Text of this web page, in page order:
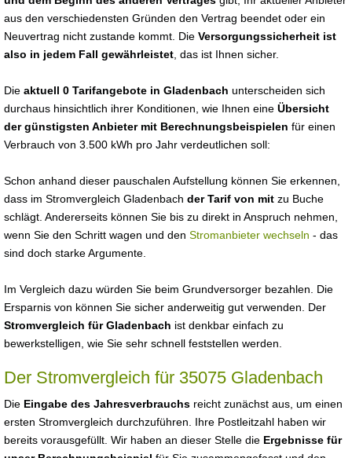
aus den verschiedensten Gründen den Vertrag beendet oder ein
Neuvertrag nicht zustande kommt. Die Versorgungssicherheit ist
also in jedem Fall gewährleistet , das ist Ihnen sicher.
Die aktuell 0 Tarifangebote in Gladenbach unterscheiden sich
durchaus hinsichtlich ihrer Konditionen, wie Ihnen eine Übersicht
der günstigsten Anbieter mit Berechnungsbeispielen für einen
Verbrauch von 3.500 kWh pro Jahr verdeutlichen soll:
Schon anhand dieser pauschalen Aufstellung können Sie erkennen,
dass im Stromvergleich Gladenbach der Tarif von mit zu Buche
schlägt. Andererseits können Sie bis zu direkt in Anspruch nehmen,
wenn Sie den Schritt wagen und den Stromanbieter wechseln - das
sind doch starke Argumente.
Im Vergleich dazu würden Sie beim Grundversorger bezahlen. Die
Ersparnis von können Sie sicher anderweitig gut verwenden. Der
Stromvergleich für Gladenbach ist denkbar einfach zu
bewerkstelligen, wie Sie sehr schnell feststellen werden.
Der Stromvergleich für 35075 Gladenbach
Die Eingabe des Jahresverbrauchs reicht zunächst aus, um einen
ersten Stromvergleich durchzuführen. Ihre Postleitzahl haben wir
bereits vorausgefüllt. Wir haben an dieser Stelle die Ergebnisse für